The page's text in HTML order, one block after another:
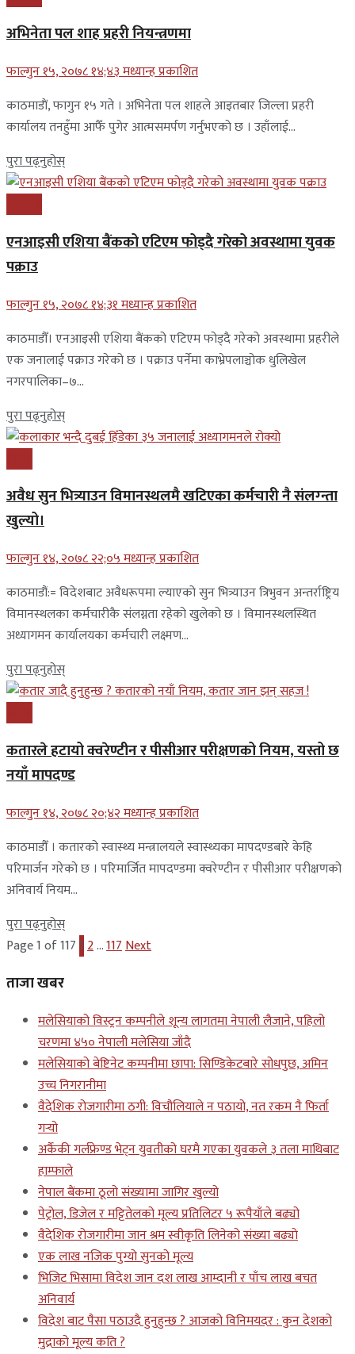
अभिनेता पल शाह प्रहरी नियन्त्रणमा
फाल्गुन १५, २०७८ १४;४३ मध्यान्ह प्रकाशित
काठमाडाैं, फागुन १५ गते । अभिनेता पल शाहले आइतबार जिल्ला प्रहरी
कार्यालय तनहुँमा आफैँ पुगेर आत्मसमर्पण गर्नुभएकाे छ । उहाँलाई...
पुरा पढ्नुहोस्
एनआइसी एशिया बैंकको एटिएम फोड्दै गरेको अवस्थामा युवक
पक्राउ
फाल्गुन १५, २०७८ १४;३१ मध्यान्ह प्रकाशित
काठमाडौँ। एनआइसी एशिया बैंकको एटिएम फोड्दै गरेको अवस्थामा प्रहरीले
एक जनालाई पक्राउ गरेको छ । पक्राउ पर्नेमा काभ्रेपलाञ्चोक धुलिखेल
नगरपालिका–७...
पुरा पढ्नुहोस्
अवैध सुन भित्र्याउन विमानस्थलमै खटिएका कर्मचारी नै संलग्न्ता
खुल्यो।
फाल्गुन १४, २०७८ २२;०५ मध्यान्ह प्रकाशित
काठमाडौं:= विदेशबाट अवैधरूपमा ल्याएको सुन भित्र्याउन त्रिभुवन अन्तर्राष्ट्रिय
विमानस्थलका कर्मचारीकै संलग्नता रहेको खुलेको छ । विमानस्थलस्थित
अध्यागमन कार्यालयका कर्मचारी लक्ष्मण...
पुरा पढ्नुहोस्
कतारले हटायो क्वरेण्टीन र पीसीआर परीक्षणको नियम, यस्तो छ
नयाँ मापदण्ड
फाल्गुन १४, २०७८ २०;४२ मध्यान्ह प्रकाशित
काठमाडौँ । कतारको स्वास्थ्य मन्त्रालयले स्वास्थ्यका मापदण्डबारे केहि
परिमार्जन गरेको छ । परिमार्जित मापदण्डमा क्वरेण्टीन र पीसीआर परीक्षणको
अनिवार्य नियम...
पुरा पढ्नुहोस्
Page 1 of 1171 2…117Next
ताजा खबर
मलेसियाको विस्ट्रन कम्पनीले शून्य लागतमा नेपाली लैजाने, पहिलो
चरणमा ४५० नेपाली मलेसिया जाँदै
मलेसियाको बेष्टिनेट कम्पनीमा छापा: सिण्डिकेटबारे सोधपुछ, अमिन
उच्च निगरानीमा
वैदेशिक रोजगारीमा ठगी: विचौलियाले न पठायो, नत रकम नै फिर्ता
गर्‍यो
अर्कैकी गर्लफ्रेण्ड भेट्न युवतीको घरमै गएका युवकले ३ तला माथिबाट
हाम्फाले
नेपाल बैंकमा ठूलो संख्यामा जागिर खुल्यो
पेट्रोल, डिजेल र मट्टितेलको मूल्य प्रतिलिटर ५ रूपैयाँले बढ्यो
वैदेशिक रोजगारीमा जान श्रम स्वीकृति लिनेको संख्या बढ्याे
एक लाख नजिक पुग्यो सुनको मूल्य
भिजिट भिसामा विदेश जान दश लाख आम्दानी र पाँच लाख बचत
अनिवार्य
विदेश बाट पैसा पठाउदै हुनुहुन्छ ? आजको विनिमयदर : कुन देशको
मुद्राको मूल्य कति ?